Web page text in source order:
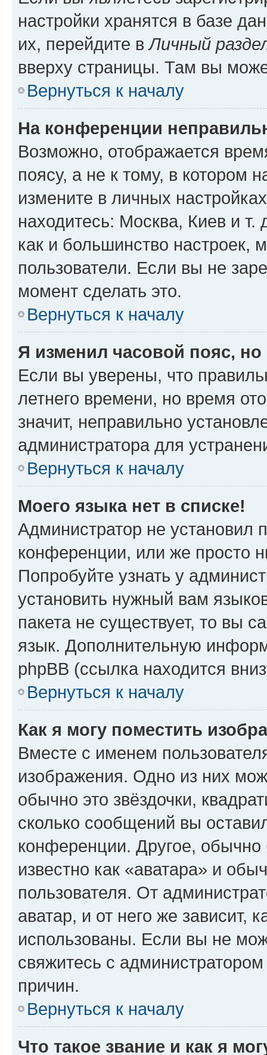
настройки хранятся в базе
их, перейдите вЛичный
вверху страницы. Там вы
Вернуться к началу
На конференции
Возможно, отображается
поясу, а не к тому, в котором
измените в личных
находитесь: Москва, Киев и т.
как и большинство настроек,
пользователи. Если вы не
момент сделать это.
Вернуться к началу
Я изменил часовой пояс,
Если вы уверены, что
летнего времени, но время
значит, неправильно
администратора для
Вернуться к началу
Моего языка нет в списке!
Администратор не установил
конференции, или же просто
Попробуйте узнать у
установить нужный вам
пакета не существует, то вы
язык. Дополнительную
phpBB (ссылка находится
Вернуться к началу
Как я могу поместить
Вместе с именем
изображения. Одно из них
обычно это звёздочки,
сколько сообщений вы
конференции. Другое,
известно как «аватара» и
пользователя. От
аватар, и от него же зависит,
использованы. Если вы не
свяжитесь с
причин.
Вернуться к началу
Что такое звание и как я